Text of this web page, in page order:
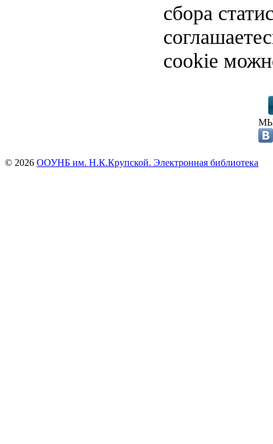
сбора
cookie
© 2026 ООУНБ им. Н.К.Крупской. Электронная библиотека